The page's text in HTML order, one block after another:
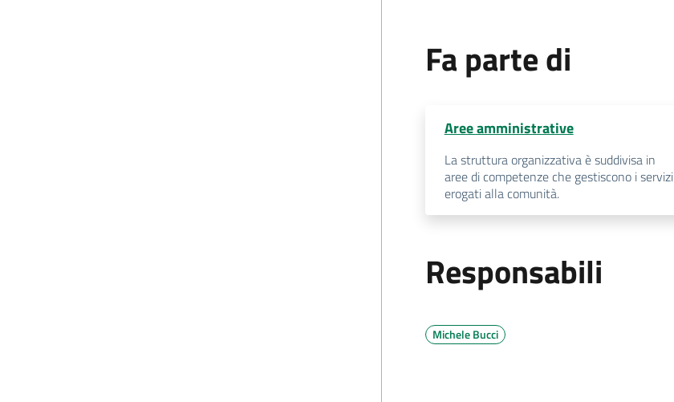
Fa parte di
Aree amministrative
La struttura organizzativa è suddivisa in
aree di competenze che gestiscono i servizi
erogati alla comunità.
Responsabili
Michele Bucci